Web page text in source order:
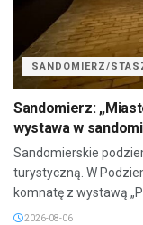
SANDOMIERZ/
Sandomierz:
wystawa w
Sandomierskie
turystyczną. W
komnatę z wystawą
2026-08-06